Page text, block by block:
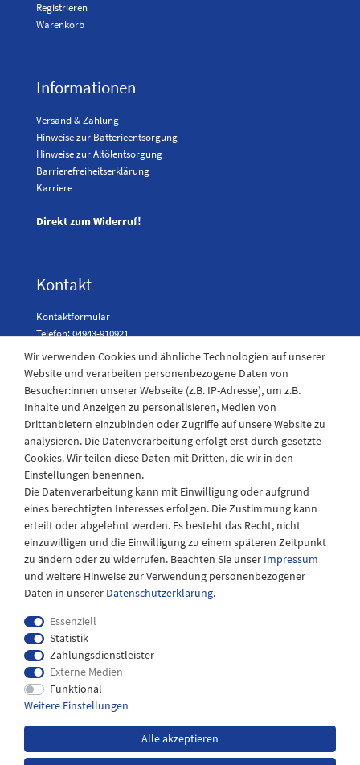
Registrieren
Warenkorb
Informationen
Versand & Zahlung
Hinweise zur Batterieentsorgung
Hinweise zur Altölentsorgung
Barrierefreiheitserklärung
Karriere
Direkt zum Widerruf!
Kontakt
Kontaktformular
Telefon: 04943-910921
Laden Öffnungszeiten
Montag - Freitag
08:30 - 12:30 und 13.00 - 17.30 Uhr
Samstags
08:30 bis 12:30 Uhr
Impressum
Widerrufs­recht
Wir verwenden Cookies und ähnliche Technologien auf unserer
Website und verarbeiten personenbezogene Daten von
Besucher:innen unserer Webseite (z.B. IP-Adresse), um z.B.
Inhalte und Anzeigen zu personalisieren, Medien von
Drittanbietern einzubinden oder Zugriffe auf unsere Website zu
analysieren. Die Datenverarbeitung erfolgt erst durch gesetzte
Cookies. Wir teilen diese Daten mit Dritten, die wir in den
Einstellungen benennen.
Die Datenverarbeitung kann mit Einwilligung oder aufgrund
eines berechtigten Interesses erfolgen. Die Zustimmung kann
erteilt oder abgelehnt werden. Es besteht das Recht, nicht
einzuwilligen und die Einwilligung zu einem späteren Zeitpunkt
zu ändern oder zu widerrufen. Beachten Sie unser Impressum
und weitere Hinweise zur Verwendung personenbezogener
Daten in unserer Daten­schutz­erklärung.
Essenziell
Statistik
Zahlungsdienstleister
Externe Medien
Funktional
Weitere Einstellungen
Alle akzeptieren